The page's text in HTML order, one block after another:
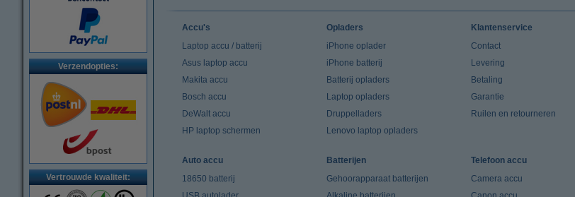
Verzendopties:
Vertrouwde kwaliteit:
Accu's
Laptop accu / batterij
Asus laptop accu
Makita accu
Bosch accu
DeWalt accu
HP laptop schermen
Opladers
iPhone oplader
iPhone batterij
Batterij opladers
Laptop opladers
Druppelladers
Lenovo laptop opladers
Klantenservice
Contact
Levering
Betaling
Garantie
Ruilen en retourneren
Auto accu
18650 batterij
Batterijen
Gehoorapparaat batterijen
Telefoon accu
Camera accu